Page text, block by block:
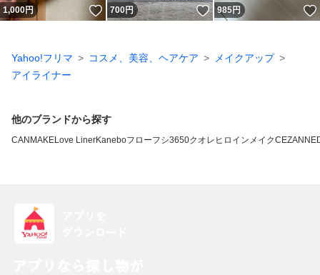
1,000円 いいね！
700円 いいね！
985円
Yahoo!フリマ コスメ、美容、ヘアケア
メイクアップ
アイライナー
他のブランドから探す
CANMAKELove LinerKaneboフローフシ3650クオレ ヒロインメイクCEZANNE